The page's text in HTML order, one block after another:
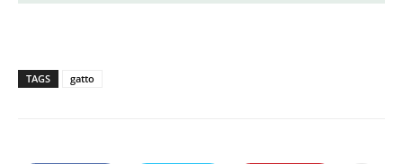
TAGS gatto